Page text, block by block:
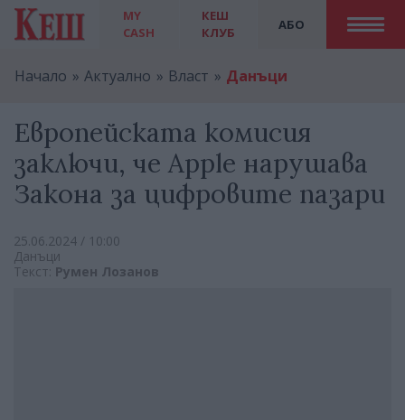
MY
CASH
АБО
КЕШ
КЛУБ
Начало Актуално Власт Данъци
Европейската комисия
заключи, че Apple нарушава
Закона за цифровите пазари
25.06.2024 / 10:00
Данъци
Текст: Румен Лозанов